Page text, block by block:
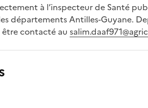
à l’inspecteur de Santé
départements Antilles-Guyane.
être contacté au